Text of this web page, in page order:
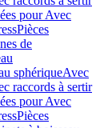
pour Avec
Pièces
de
sphériqueAvec
raccords à sertir
pour Avec
Pièces